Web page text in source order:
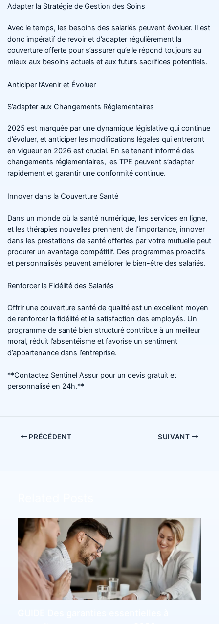
Adapter la Stratégie de Gestion des Soins
Avec le temps, les besoins des salariés peuvent évoluer. Il est
donc impératif de revoir et d’adapter régulièrement la
couverture offerte pour s’assurer qu’elle répond toujours au
mieux aux besoins actuels et aux futurs sacrifices potentiels.
Anticiper l’Avenir et Évoluer
S’adapter aux Changements Réglementaires
2025 est marquée par une dynamique législative qui continue
d’évoluer, et anticiper les modifications légales qui entreront
en vigueur en 2026 est crucial. En se tenant informé des
changements réglementaires, les TPE peuvent s’adapter
rapidement et garantir une conformité continue.
Innover dans la Couverture Santé
Dans un monde où la santé numérique, les services en ligne,
et les thérapies nouvelles prennent de l’importance, innover
dans les prestations de santé offertes par votre mutuelle peut
procurer un avantage compétitif. Des programmes proactifs
et personnalisés peuvent améliorer le bien-être des salariés.
Renforcer la Fidélité des Salariés
Offrir une couverture santé de qualité est un excellent moyen
de renforcer la fidélité et la satisfaction des employés. Un
programme de santé bien structuré contribue à un meilleur
moral, réduit l’absentéisme et favorise un sentiment
d’appartenance dans l’entreprise.
**Contactez Sentinel Assur pour un devis gratuit et
personnalisé en 24h.**
PRÉCÉDENT SUIVANT